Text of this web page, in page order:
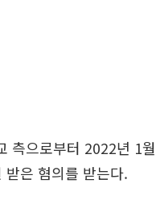
측으로부터 2022년 1
받은 혐의를 받는다.